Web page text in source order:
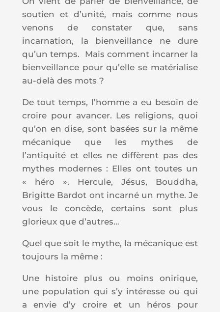
soutien et d’unité, mais comme nous
venons de constater que, sans
incarnation, la bienveillance ne dure
qu’un temps. Mais comment incarner la
bienveillance pour qu’elle se matérialise
au-delà des mots ?
De tout temps, l’homme a eu besoin de
croire pour avancer. Les religions, quoi
qu’on en dise, sont basées sur la même
mécanique que les mythes de
l’antiquité et elles ne diffèrent pas des
mythes modernes : Elles ont toutes un
« héro ». Hercule, Jésus, Bouddha,
Brigitte Bardot ont incarné un mythe. Je
vous le concède, certains sont plus
glorieux que d’autres…
Quel que soit le mythe, la mécanique est
toujours la même :
Une histoire plus ou moins onirique,
une population qui s’y intéresse ou qui
a envie d’y croire et un héros pour